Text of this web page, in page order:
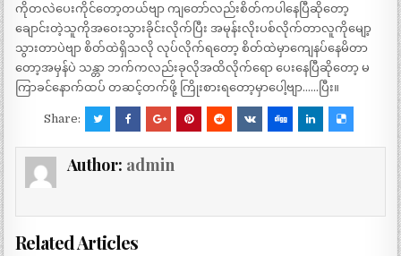
ကိုတလဲပေးကိုင်တော့တယ်ဗျာ ကျတော်လည်းစိတ်ကပါနေပြီဆိုတော့
ချောင်းတဲ့သူကိုအဝေးသွားခိုင်းလိုက်ပြီး အမုန်းလိုးပစ်လိုက်တာလူကိုမျော့
သွားတာပဲဗျာ စိတ်ထဲရှိသလို လုပ်လိုက်ရတော့ စိတ်ထဲမှာကျေနပ်နေမိတာ
တော့အမှန်ပဲ သန္တာ ဘက်ကလည်းခုလိုအထိလိုက်ရော ပေးနေပြီဆိုတော့ မ
ကြာခင်နောက်ထပ် တဆင့်တက်ဖို့ ကြိုးစားရတော့မှာပေါ့ဗျာ……ပြီး။
Share:
Author: admin
Related Articles